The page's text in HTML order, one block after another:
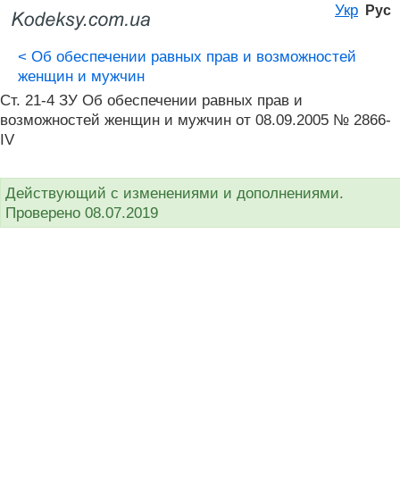
Укр Рус
< Об обеспечении равных прав и возможностей
женщин и мужчин
Ст. 21-4 ЗУ Об обеспечении равных прав и
возможностей женщин и мужчин от 08.09.2005 № 2866-
IV
Действующий с изменениями и дополнениями.
Проверено 08.07.2019